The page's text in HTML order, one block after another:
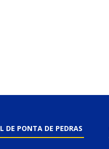
DE PONTA DE PEDRAS